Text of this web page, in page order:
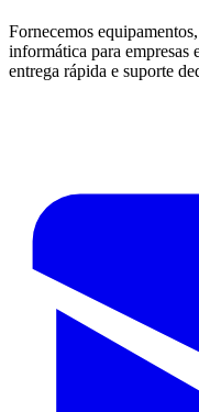
Fornecemos
informática para empresas
entrega rápida e suporte